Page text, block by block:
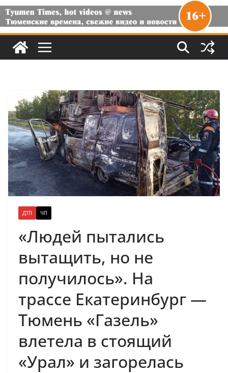
ДТП ЧП
«Людей пытались
вытащить, но не
получилось». На
трассе Екатеринбург —
Тюмень «Газель»
влетела в стоящий
«Урал» и загорелась